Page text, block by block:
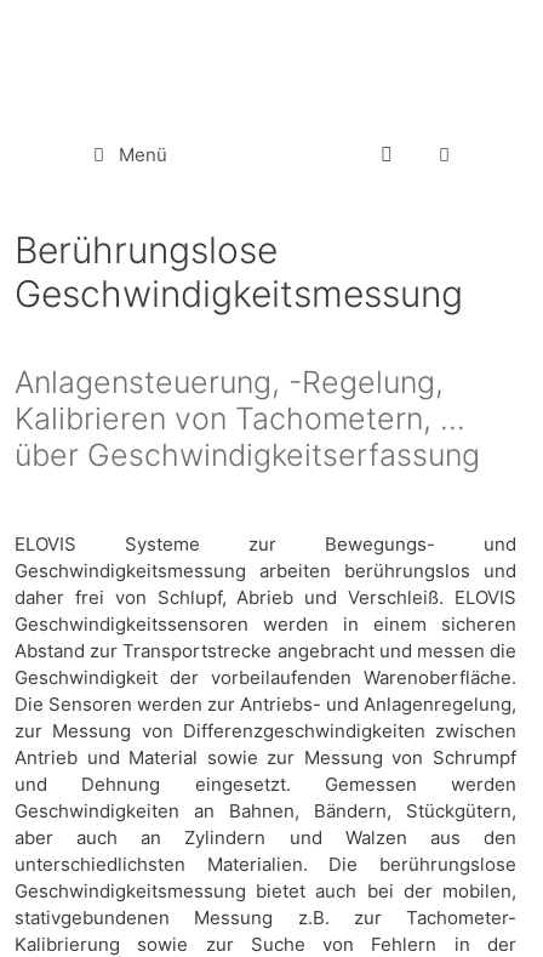
Menü
Berührungslose
Geschwindigkeitsmessung
Anlagensteuerung, -Regelung,
Kalibrieren von Tachometern, …
über Geschwindigkeitserfassung
ELOVIS Systeme zur Bewegungs- und
Geschwindigkeitsmessung arbeiten berührungslos und
daher frei von Schlupf, Abrieb und Verschleiß. ELOVIS
Geschwindigkeitssensoren werden in einem sicheren
Abstand zur Transportstrecke angebracht und messen die
Geschwindigkeit der vorbeilaufenden Warenoberfläche.
Die Sensoren werden zur Antriebs- und Anlagenregelung,
zur Messung von Differenzgeschwindigkeiten zwischen
Antrieb und Material sowie zur Messung von Schrumpf
und Dehnung eingesetzt. Gemessen werden
Geschwindigkeiten an Bahnen, Bändern, Stückgütern,
aber auch an Zylindern und Walzen aus den
unterschiedlichsten Materialien. Die berührungslose
Geschwindigkeitsmessung bietet auch bei der mobilen,
stativgebundenen Messung z.B. zur Tachometer-
Kalibrierung sowie zur Suche von Fehlern in der